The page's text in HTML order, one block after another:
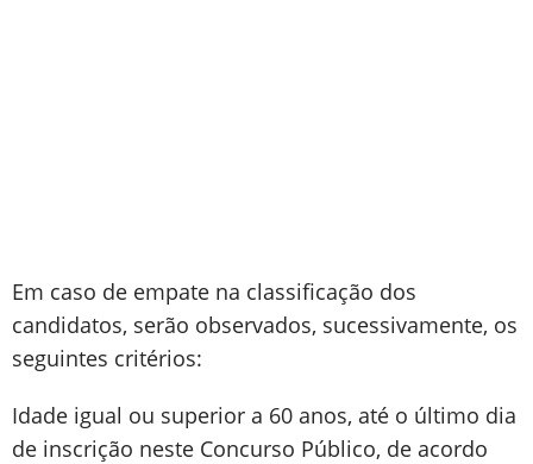
Em caso de empate na classificação dos
candidatos, serão observados, sucessivamente, os
seguintes critérios:
Idade igual ou superior a 60 anos, até o último dia
de inscrição neste Concurso Público, de acordo